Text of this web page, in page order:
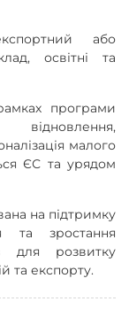
або
освітні та
програми
малого
ЄС та урядом
на підтримку
та зростання
для розвитку
та експорту.